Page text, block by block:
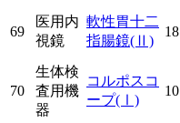
69
医用内
視鏡
軟性胃十二
指腸鏡(Ⅱ)
18
70
生体検
査用機
器
コルポスコ
ープ(Ⅰ)
10